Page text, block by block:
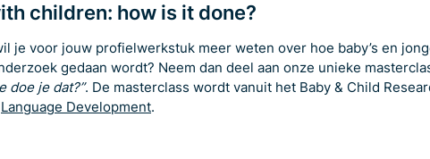
children: how is it done?
je voor jouw profielwerkstuk meer weten over hoe baby’s en
gedaan wordt? Neem dan deel aan onze unieke
doe je dat?”. De masterclass wordt vanuit het Baby & Child
Language Development.